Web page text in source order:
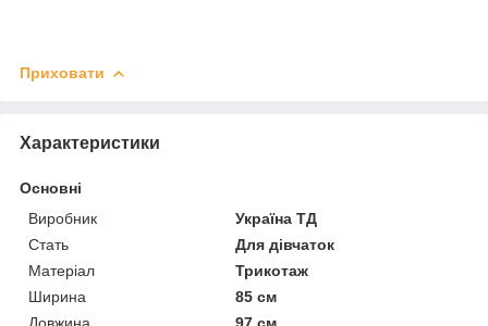
Приховати
Характеристики
Основні
Виробник
Україна ТД
Стать
Для дівчаток
Матеріал
Трикотаж
Ширина
85 см